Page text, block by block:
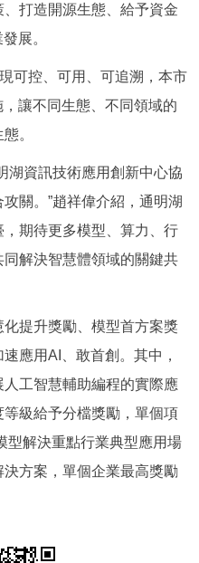
打造開源生態、給予資金
展。
可控、可用、可追溯，本市
讓不同生態、不同領域的
。
資訊技術應用創新中心協
關。”趙祥偉介紹，通明湖
期待更多模型、算力、行
解決智慧體領域的關鍵共
提升獎勵、模型首方案獎
應用AI、敢首創。其中，
工智慧輔助編程的實際應
級給予分檔獎勵，單個項
型解決重點行業典型應用場
方案，單個企業最高獎勵